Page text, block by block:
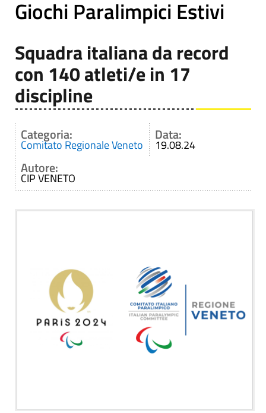
Giochi Paralimpici Estivi
Squadra italiana da record
con 140 atleti/e in 17
discipline
Categoria:
Comitato Regionale Veneto
Data:
19.08.24
Autore:
CIP VENETO